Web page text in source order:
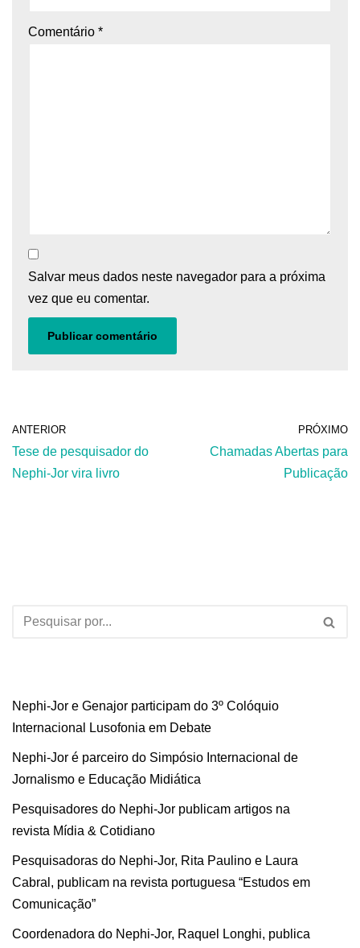
Comentário *
Salvar meus dados neste navegador para a próxima
vez que eu comentar.
ANTERIOR
Tese de pesquisador do
Nephi-Jor vira livro
PRÓXIMO
Chamadas Abertas para
Publicação
Nephi-Jor e Genajor participam do 3º Colóquio
Internacional Lusofonia em Debate
Nephi-Jor é parceiro do Simpósio Internacional de
Jornalismo e Educação Midiática
Pesquisadores do Nephi-Jor publicam artigos na
revista Mídia & Cotidiano
Pesquisadoras do Nephi-Jor, Rita Paulino e Laura
Cabral, publicam na revista portuguesa “Estudos em
Comunicação”
Coordenadora do Nephi-Jor, Raquel Longhi, publica